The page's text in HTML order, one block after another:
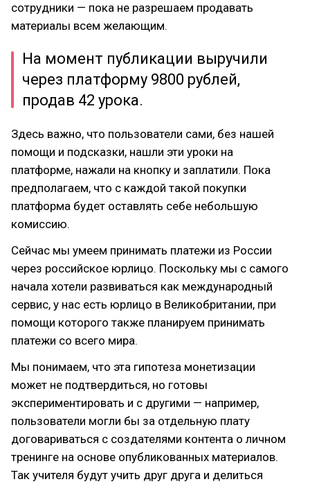
сотрудники — пока не разрешаем продавать
материалы всем желающим.
На момент публикации выручили
через платформу 9800 рублей,
продав 42 урока.
Здесь важно, что пользователи сами, без нашей
помощи и подсказки, нашли эти уроки на
платформе, нажали на кнопку и заплатили. Пока
предполагаем, что с каждой такой покупки
платформа будет оставлять себе небольшую
комиссию.
Сейчас мы умеем принимать платежи из России
через российское юрлицо. Поскольку мы с самого
начала хотели развиваться как международный
сервис, у нас есть юрлицо в Великобритании, при
помощи которого также планируем принимать
платежи со всего мира.
Мы понимаем, что эта гипотеза монетизации
может не подтвердиться, но готовы
экспериментировать и с другими — например,
пользователи могли бы за отдельную плату
договариваться с создателями контента о личном
тренинге на основе опубликованных материалов.
Так учителя будут учить друг друга и делиться